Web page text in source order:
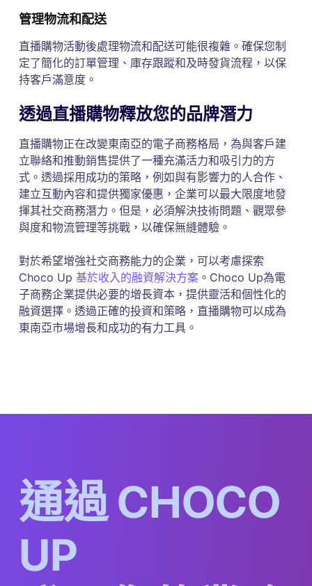
管理物流和配送
直播購物活動後處理物流和配送可能很複雜。確保您制
定了簡化的訂單管理、庫存跟蹤和及時發貨流程，以保
持客戶滿意度。
透過直播購物釋放您的品牌潛力
直播購物正在改變東南亞的電子商務格局，為與客戶建
立聯絡和推動銷售提供了一種充滿活力和吸引力的方
式。透過採用成功的策略，例如與有影響力的人合作、
建立互動內容和提供獨家優惠，企業可以最大限度地發
揮其社交商務潛力。但是，必須解決技術問題、觀眾參
與度和物流管理等挑戰，以確保無縫體驗。
對於希望增強社交商務能力的企業，可以考慮探索
Choco Up 基於收入的融資解決方案。Choco Up為電
子商務企業提供必要的增長資本，提供靈活和個性化的
融資選擇。透過正確的投資和策略，直播購物可以成為
東南亞市場增長和成功的有力工具。
通過CHOCO
UP